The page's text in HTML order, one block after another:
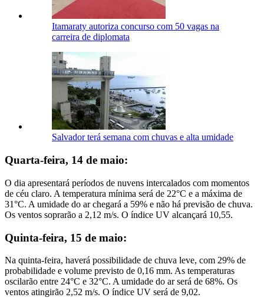
Itamaraty autoriza concurso com 50 vagas na
carreira de diplomata
Salvador terá semana com chuvas e alta umidade
Quarta-feira, 14 de maio:
O dia apresentará períodos de nuvens intercalados com momentos
de céu claro. A temperatura mínima será de 22°C e a máxima de
31°C. A umidade do ar chegará a 59% e não há previsão de chuva.
Os ventos soprarão a 2,12 m/s. O índice UV alcançará 10,55.
Quinta-feira, 15 de maio:
Na quinta-feira, haverá possibilidade de chuva leve, com 29% de
probabilidade e volume previsto de 0,16 mm. As temperaturas
oscilarão entre 24°C e 32°C. A umidade do ar será de 68%. Os
ventos atingirão 2,52 m/s. O índice UV será de 9,02.